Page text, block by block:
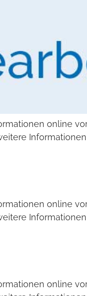
online
online
online